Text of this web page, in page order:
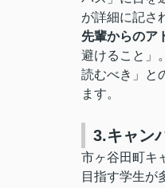
が詳細に記さ
先輩からのア
避けること」
読むべき」と
ます。
3.キャン
市ヶ谷田町キ
目指す学生が